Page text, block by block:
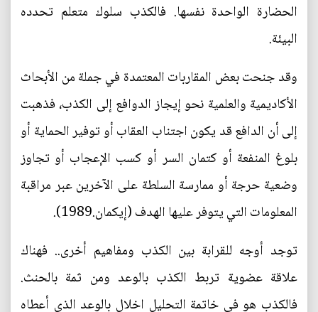
الحضارة الواحدة نفسها. فالكذب سلوك متعلم تحدده
البيئة.
وقد جنحت بعض المقاربات المعتمدة في جملة من الأبحاث
الأكاديمية والعلمية نحو إيجاز الدوافع إلى الكذب، فذهبت
إلى أن الدافع قد يكون اجتناب العقاب أو توفير الحماية أو
بلوغ المنفعة أو كتمان السر أو كسب الإعجاب أو تجاوز
وضعية حرجة أو ممارسة السلطة على الآخرين عبر مراقبة
المعلومات التي يتوفر عليها الهدف (إيكمان.1989).
توجد أوجه للقرابة بين الكذب ومفاهيم أخرى.. فهناك
علاقة عضوية تربط الكذب بالوعد ومن ثمة بالحنث.
فالكذب هو في خاتمة التحليل اخلال بالوعد الذي أعطاه